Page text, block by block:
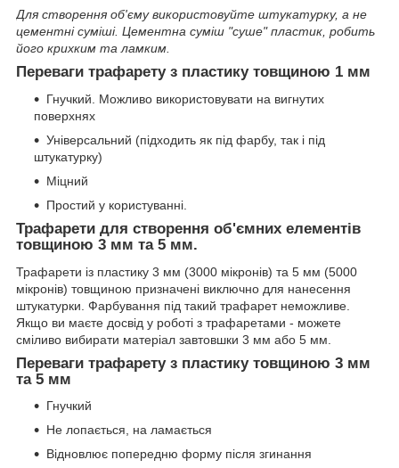
Для створення об'єму використовуйте штукатурку, а не
цементні суміші. Цементна суміш "суше" пластик, робить
його крихким та ламким.
Переваги трафарету з пластику товщиною 1 мм
Гнучкий. Можливо використовувати на вигнутих
поверхнях
Універсальний (підходить як під фарбу, так і під
штукатурку)
Міцний
Простий у користуванні.
Трафарети для створення об'ємних елементів
товщиною 3 мм та 5 мм.
Трафарети із пластику 3 мм (3000 мікронів) та 5 мм (5000
мікронів) товщиною призначені виключно для нанесення
штукатурки. Фарбування під такий трафарет неможливе.
Якщо ви маєте досвід у роботі з трафаретами - можете
сміливо вибирати матеріал завтовшки 3 мм або 5 мм.
Переваги трафарету з пластику товщиною 3 мм
та 5 мм
Гнучкий
Не лопається, на ламається
Відновлює попередню форму після згинання